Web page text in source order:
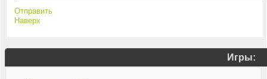
Отправить
Наверх
Игры: